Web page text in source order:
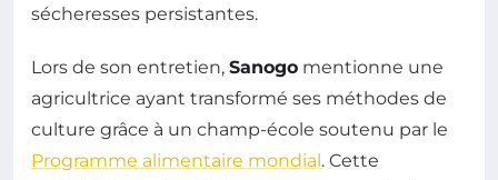
sécheresses persistantes.
Lors de son entretien, Sanogo mentionne une
agricultrice ayant transformé ses méthodes de
culture grâce à un champ-école soutenu par le
Programme alimentaire mondial . Cette